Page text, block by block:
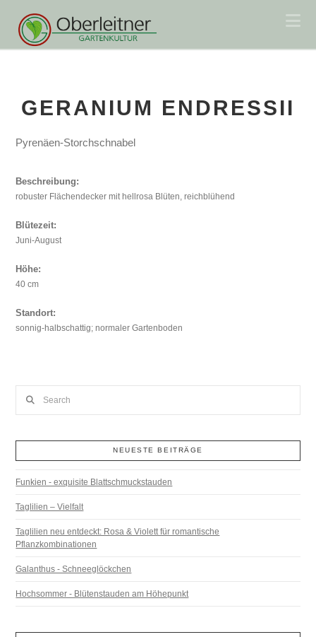
GERANIUM ENDRESSII
Pyrenäen-Storchschnabel
Beschreibung:
robuster Flächendecker mit hellrosa Blüten, reichblühend
Blütezeit:
Juni-August
Höhe:
40 cm
Standort:
sonnig-halbschattig; normaler Gartenboden
NEUESTE BEITRÄGE
Funkien - exquisite Blattschmuckstauden
Taglilien – Vielfalt
Taglilien neu entdeckt: Rosa & Violett für romantische
Pflanzkombinationen
Galanthus - Schneeglöckchen
Hochsommer - Blütenstauden am Höhepunkt